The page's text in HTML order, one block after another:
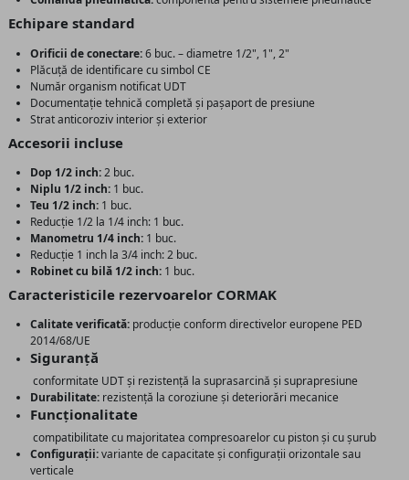
Echipare standard
Orificii de conectare:6 buc. – diametre 1/2", 1", 2"
Plăcuță de identificare cu simbol CE
Număr organism notificat UDT
Documentație tehnică completă și pașaport de presiune
Strat anticoroziv interior și exterior
Accesorii incluse
Dop 1/2 inch:2 buc.
Niplu 1/2 inch: 1 buc.
Teu 1/2 inch: 1 buc.
Reducție 1/2 la 1/4 inch: 1 buc.
Manometru 1/4 inch: 1 buc.
Reducție 1 inch la 3/4 inch: 2 buc.
Robinet cu bilă 1/2 inch: 1 buc.
Caracteristicile rezervoarelor CORMAK
Calitate verificată: producție conform directivelor europene PED
2014/68/UE
Siguranță
conformitate UDT și rezistență la suprasarcină și suprapresiune
Durabilitate: rezistență la coroziune și deteriorări mecanice
Funcționalitate
compatibilitate cu majoritatea compresoarelor cu piston și cu șurub
Configurații:variante de capacitate și configurații orizontale sau
verticale